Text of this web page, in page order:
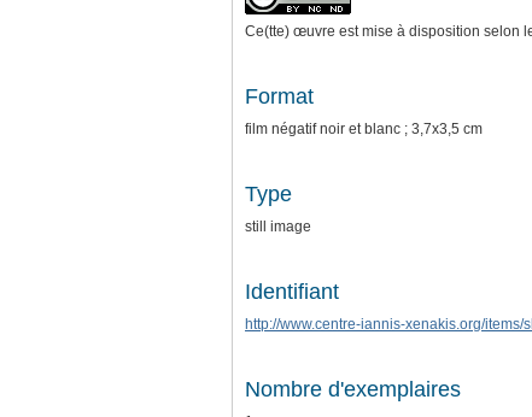
Ce(tte) œuvre est mise à disposition selon
Format
film négatif noir et blanc ; 3,7x3,5 cm
Type
still image
Identifiant
http://www.centre-iannis-xenakis.org/items/
Nombre d'exemplaires